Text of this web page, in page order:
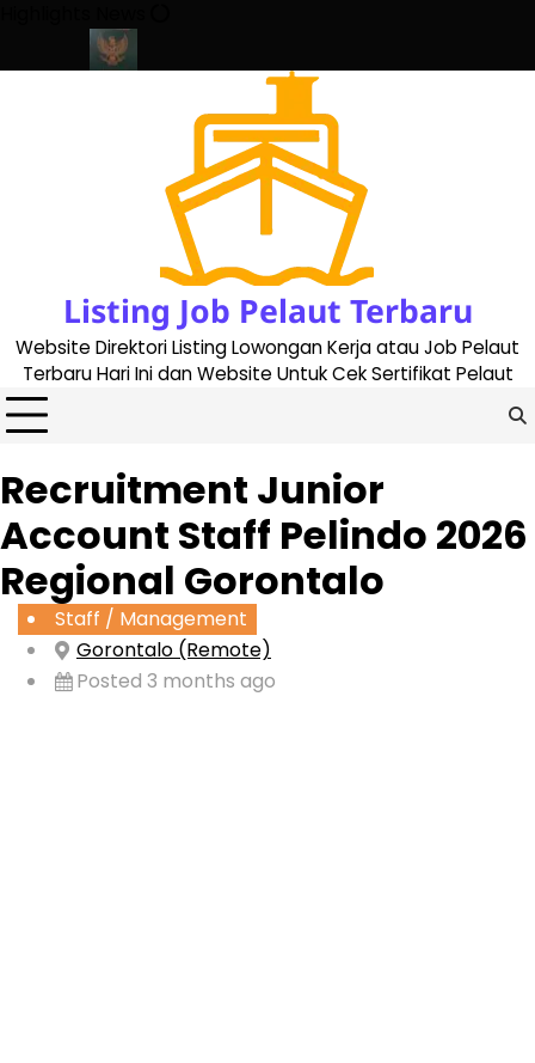
content
Listing Job Pelaut Terbaru
Website Direktori Listing Lowongan Kerja atau Job Pelaut
Terbaru Hari Ini dan Website Untuk Cek Sertifikat Pelaut
Recruitment Junior
Account Staff Pelindo 2026
Regional Gorontalo
Staff / Management
Gorontalo (Remote)
Posted 3 months ago